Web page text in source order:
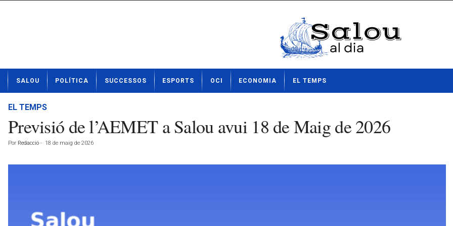
t
SALOU POLÍTICA SUCCESSOS ESPORTS OCI ECONOMIA EL TEMPS
EL TEMPS
Previsió de l’AEMET a Salou avui 18 de Maig de 2026
Por Redacció - 18 de maig de 2026